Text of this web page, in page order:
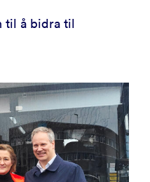
til å bidra til